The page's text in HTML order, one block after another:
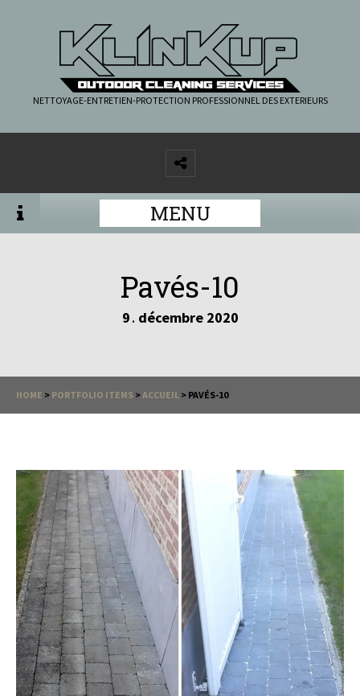
NETTOYAGE-ENTRETIEN-PROTECTION PROFESSIONNEL DES EXTERIEURS
MENU
Pavés-10
9 . décembre 2020
HOME > PORTFOLIO ITEMS >ACCUEIL > PAVÉS-10